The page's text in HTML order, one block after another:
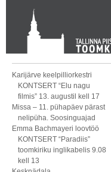
KONTAKT
Toom-Kooli 6, 10130 TALLINN
tallinna.toom@eelk.ee
Karijärve keelpilliorkestri
KONTSERT “Elu nagu
filmis” 13. augustil kell 17
Missa – 11. pühapäev pärast
nelipüha. Soosinguajad
Emma Bachmayeri loovtöö
KONTSERT “Paradiis”
toomkiriku inglikabelis 9.08
kell 13